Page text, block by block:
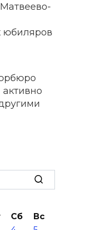
юбиляров
активно
Большой
Сб
Вс